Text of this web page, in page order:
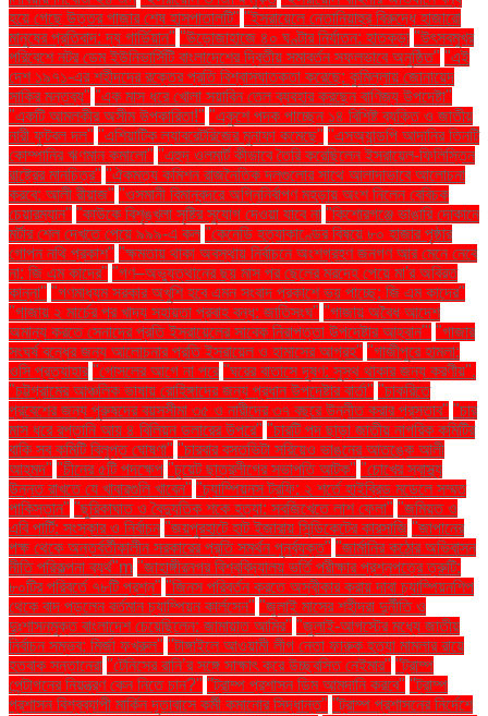
হয়ে গেছে উত্তর গাজার শেষ হাসপাতালটি" "ইসরায়েলে নেতানিয়াহুর বিরুদ্ধে হাজারো
মানুষের প্রতিবাদ: দ্য গার্ডিয়ান" "উড়োজাহাজে ৪০ ঘণ্টার নির্যাতন: হাতকড়া "উৎসবমুখর
পরিবেশে নটর ডেম ইউনিভার্সিটি বাংলাদেশের দ্বিতীয় সমাবর্তন সফলভাবে অনুষ্ঠিত" "এই
দেশ ১৯৭১-এর শহীদদের রক্তের প্রতি বিশ্বাসঘাতকতা করেছে: কুমিল্লায় জোনায়েদ
সাকির মন্তব্য" "এক মাস ধরে খোলা সয়াবিন তেল ব্যবহার করছেন বাণিজ্য উপদেষ্টা"
"একটি আমলকীর অসীম উপকারিতা!" "একুশে পদক পাচ্ছেন ১৪ বিশিষ্ট ব্যক্তি ও জাতীয়
নারী ফুটবল দল" "এশিয়াটিক ল্যাবরেটরিজের মুনাফা কমেছে" "এসঅ্যান্ডপি আদানির তিনটি
কোম্পানির ঋণমান কমালো" "এহুদ ওলমার্ট কীভাবে তৈরি করেছিলেন ইসরায়েল-ফিলিস্তিন
রাষ্ট্রের মানচিত্র" "ঐকমত্য কমিশন রাজনৈতিক দলগুলোর সাথে আলাদাভাবে আলোচনা
করবে: আলী রীয়াজ" "ওসমানী বিমানবন্দরে অগ্নিনির্বাপণ মহড়ায় অংশ নিলেন বেবিচক
চেয়ারম্যান" "কাউকে বিশৃঙ্খলা সৃষ্টির সুযোগ দেওয়া যাবে না "কিশোরগঞ্জে ভাঙারি দোকানে
মর্টার শেল দেখতে পেয়ে ৯৯৯-এ কল "কেনেডি হত্যাকাণ্ডের বিষয়ে ৮০ হাজার পৃষ্ঠার
গোপন নথি প্রকাশ" "ক্ষমতায় থাকা অবস্থায় নির্বাচনে অংশগ্রহণ জনগণ আর মেনে নেবে
না: জি এম কাদের" "গণ–অভ্যুত্থানের ছয় মাস পর ছেলের মরদেহ পেয়ে মা'র অবিরত
কান্না" "গণমাধ্যম সরকার অখুশি হবে এমন সংবাদ প্রকাশে ভয় পাচ্ছে: জি এম কাদের"
"গাজায় ২ মার্চের পর খাদ্য সহায়তা প্রবাহ বন্ধ: জাতিসংঘ" "গাজায় অবৈধ আদেশ
অমান্য করতে সেনাদের প্রতি ইসরায়েলের সাবেক নিরাপত্তা উপদেষ্টার আহ্বান"' "গাজার
সংঘর্ষ বন্ধের জন্য আলোচনার প্রতি ইসরায়েল ও হামাসের আগ্রহ" "গাজীপুরে হামলা:
ওসি প্রত্যাহার "গোসলের আগে না পরে "ঘরের বাতাসে দূষণ: সুস্থ থাকার জন্য করণীয়".
"চট্টগ্রামের আঞ্চলিক ভাষায় রোহিঙ্গাদের জন্য প্রধান উপদেষ্টার বার্তা" "চাকরিতে
প্রবেশের জন্য পুরুষদের বয়সসীমা ৩৫ ও নারীদের ৩৭ বছরে উন্নীত করার প্রস্তাব" "চার
মাস ধরে রপ্তানি আয় ৪ বিলিয়ন ডলারের উপরে" "চারটি পদ ছাড়া জাতীয় নাগরিক কমিটির
বাকি সব কমিটি বিলুপ্ত ঘোষণা" "চারবার বসতভিটা সরিয়েও ভাঙনের আতঙ্কে আলী
আহমদ" "চীনের ৫টি পদক্ষেপ "চুয়েট ছাত্রলীগের সভাপতি আটক" "চোখের স্বাস্থ্য
উন্নত রাখতে যে খাবারগুলি খাবেন" "চ্যাম্পিয়নস ট্রফি: ২ শর্তে হাইব্রিড মডেলে সম্মত
পাকিস্তান" "ছুরিকাঘাত ও বৈদ্যুতিক শকে হত্যা: সবজিখেতে লাশ ফেলা" "জমিয়ত ও
এবি পার্টি: সংস্কার ও নির্বাচন "জয়পুরহাটে হাট ইজারায় সিন্ডিকেটের কারসাজি "জাপানের
পক্ষ থেকে অন্তর্বর্তীকালীন সরকারের প্রতি সমর্থন পুনর্ব্যক্ত" "জার্মানির কঠোর অভিবাসন
নীতি পরিকল্পনা ব্যর্থ"m "জাহাঙ্গীরনগর বিশ্ববিদ্যালয় ভর্তি পরীক্ষার প্রশ্নপত্রে ত্রুটি:
৮০টির পরিবর্তে ৭৮টি প্রশ্ন" "জিনস পরিবর্তন করতে অস্বীকার করায় দাবা চ্যাম্পিয়নশিপ
থেকে বাদ পড়লেন বর্তমান চ্যাম্পিয়ন কার্লসেন" "জুলাই মাসের শহীদরা দুর্নীতি ও
দুঃশাসনমুক্ত বাংলাদেশ চেয়েছিলেন: জামায়াত আমির" "জুলাই-আগস্টের মধ্যে জাতীয়
নির্বাচন সম্ভব: মির্জা ফখরুল" "টাঙ্গাইলে আওয়ামী লীগ নেতা ফারুক হত্যা মামলার রায়ে
হতবাক সন্তানেরা "টেনিসের রানি’র সঙ্গে সাক্ষাৎ করে উচ্ছ্বসিত নেইমার" "ট্রাম্প
পেন্টাগনের নিয়ন্ত্রণ কেন নিতে চান?" "ট্রাম্প প্রশাসন ডিম আমদানি করবে" "ট্রাম্প
প্রশাসন বিশ্বব্যাপী মার্কিন দূতাবাসে কর্মী কমানোর সিদ্ধান্ত" "ট্রাম্প প্রশাসনের নির্দেশে